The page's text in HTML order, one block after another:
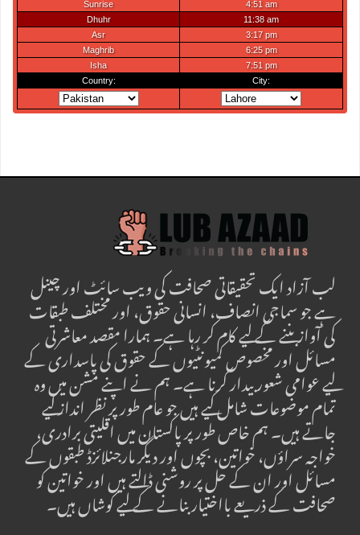
لب آزاد ایک تحقیقاتی صحافت کی ویب سائٹ اور چینل
ہے جو سماجی انصاف، انسانی حقوق، اور مختلف طبقات
کی آواز بننے کے لیے کام کر رہا ہے۔ ہمارا مقصد معاشرتی
مسائل اور مخصوص کمیونٹیوں کے حقوق کی پاسداری کے
لیے عوامی شعور بیدار کرنا ہے۔ ہم نے اپنے مشن میں وہ
تمام موضوعات شامل کیے ہیں جو عام طور پر نظر انداز کیے
جاتے ہیں۔ ہم خاص طور پر پاکستان میں اقلیتی برادری،
خواجہ سراؤں، خواتین، بچوں اور دیگر مارجنلائزڈ طبقوں کے
مسائل اور ان کے حل پر روشنی ڈالتے ہیں اور خواتین کو
صحافت کے ذریعے بااختیار بنانے کے لیے کوشاں ہیں۔